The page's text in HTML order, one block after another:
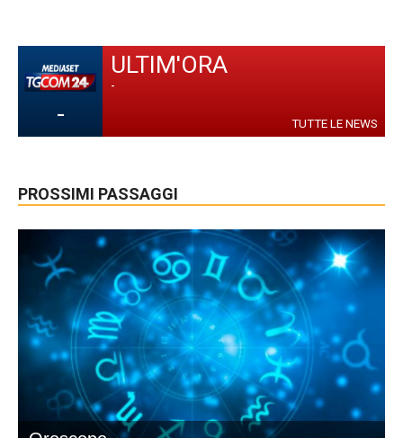
-
ULTIM'ORA
-
TUTTE LE NEWS
PROSSIMI PASSAGGI